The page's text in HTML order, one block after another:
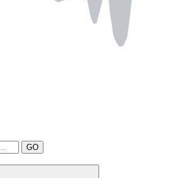
GO